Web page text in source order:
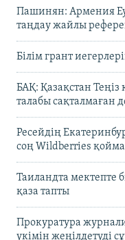
Пашинян: Армения
таңдау жайлы
Білім грант
БАҚ: Қазақстан
талабы сақталмаған
Ресейдің
соң Wildberries
Таиландта мектепте
қаза тапты
Прокуратура
үкімін жеңілдетуді